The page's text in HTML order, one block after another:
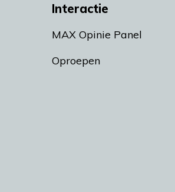
Interactie
MAX Opinie Panel
Oproepen